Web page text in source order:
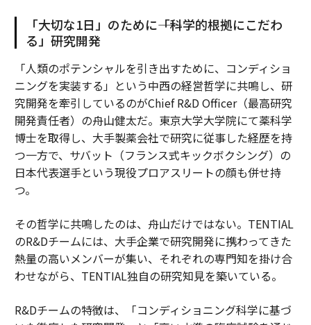
「大切な1日」のために――「科学的根拠にこだわ
る」研究開発
「人類のポテンシャルを引き出すために、コンディショ
ニングを実装する」という中西の経営哲学に共鳴し、研
究開発を牽引しているのがChief R&D Officer（最高研究
開発責任者）の舟山健太だ。東京大学大学院にて薬科学
博士を取得し、大手製薬会社で研究に従事した経歴を持
つ一方で、サバット（フランス式キックボクシング）の
日本代表選手という現役プロアスリートの顔も併せ持
つ。
その哲学に共鳴したのは、舟山だけではない。TENTIAL
のR&Dチームには、大手企業で研究開発に携わってきた
熱量の高いメンバーが集い、それぞれの専門知を掛け合
わせながら、TENTIAL独自の研究知見を築いている。
R&Dチームの特徴は、「コンディショニング科学に基づ